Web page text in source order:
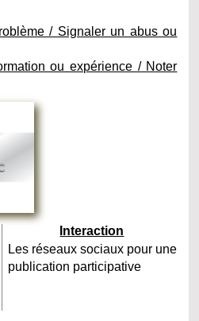
/ Signaler un abus ou
ou expérience / Noter
Interaction
Les réseaux sociaux pour une
publication participative